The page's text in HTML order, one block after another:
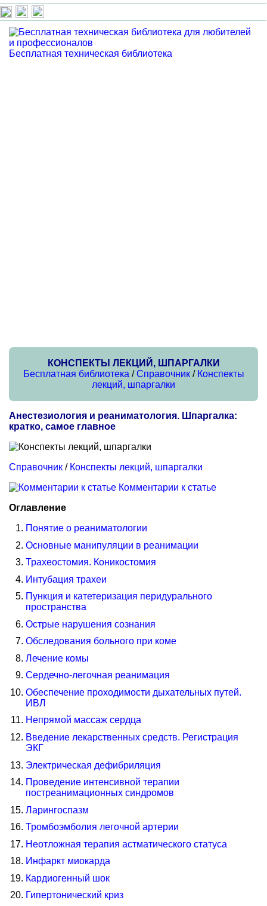
Бесплатная техническая библиотека
КОНСПЕКТЫ ЛЕКЦИЙ, ШПАРГАЛКИ
Бесплатная библиотека /Справочник/ Конспекты
лекций, шпаргалки
Анестезиология и реаниматология. Шпаргалка:
кратко, самое главное
Справочник / Конспекты лекций, шпаргалки
Комментарии к статье
Оглавление
Понятие о реаниматологии
Основные манипуляции в реанимации
Трахеостомия. Коникостомия
Интубация трахеи
Пункция и катетеризация перидурального
пространства
Острые нарушения сознания
Обследования больного при коме
Лечение комы
Сердечно-легочная реанимация
Обеспечение проходимости дыхательных путей.
ИВЛ
Непрямой массаж сердца
Введение лекарственных средств. Регистрация
ЭКГ
Электрическая дефибриляция
Проведение интенсивной терапии
постреанимационных синдромов
Ларингоспазм
Тромбоэмболия легочной артерии
Неотложная терапия астматического статуса
Инфаркт миокарда
Кардиогенный шок
Гипертонический криз